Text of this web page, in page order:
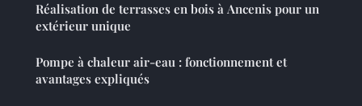
Réalisation de terrasses en bois à Ancenis pour un
extérieur unique
Pompe à chaleur air-eau : fonctionnement et
avantages expliqués